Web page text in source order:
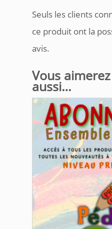
Seuls les clients
ce produit ont la
avis.
Vous
aussi…